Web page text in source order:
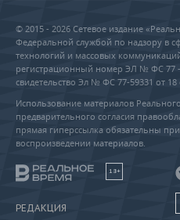
© 2015 - 2026 Сетевое издание
Федеральной службой по надзору в
технологий и массовых
регистрационный номер ЭЛ № ФС 77 -
свидетельство Эл № ФС 77-59331 от 18
Использование материалов
предварительного согласия
прямая гиперссылка обязательны
воспроизведении материалов.
18+
РЕДАКЦИЯ